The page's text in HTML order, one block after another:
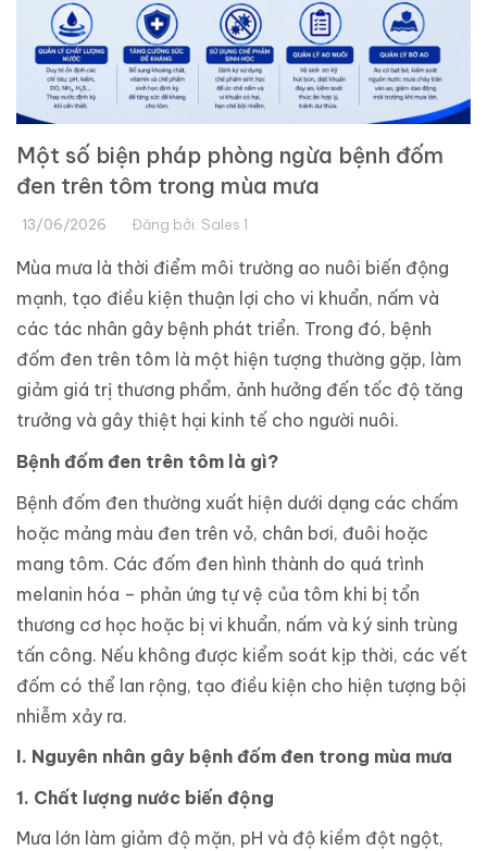
Một số biện pháp phòng ngừa bệnh đốm
đen trên tôm trong mùa mưa
13/06/2026 Đăng bởi: Sales 1
Mùa mưa là thời điểm môi trường ao nuôi biến động
mạnh, tạo điều kiện thuận lợi cho vi khuẩn, nấm và
các tác nhân gây bệnh phát triển. Trong đó, bệnh
đốm đen trên tôm là một hiện tượng thường gặp, làm
giảm giá trị thương phẩm, ảnh hưởng đến tốc độ tăng
trưởng và gây thiệt hại kinh tế cho người nuôi.
Bệnh đốm đen trên tôm là gì?
Bệnh đốm đen thường xuất hiện dưới dạng các chấm
hoặc mảng màu đen trên vỏ, chân bơi, đuôi hoặc
mang tôm. Các đốm đen hình thành do quá trình
melanin hóa – phản ứng tự vệ của tôm khi bị tổn
thương cơ học hoặc bị vi khuẩn, nấm và ký sinh trùng
tấn công. Nếu không được kiểm soát kịp thời, các vết
đốm có thể lan rộng, tạo điều kiện cho hiện tượng bội
nhiễm xảy ra.
I. Nguyên nhân gây bệnh đốm đen trong mùa mưa
1. Chất lượng nước biến động
Mưa lớn làm giảm độ mặn, pH và độ kiềm đột ngột,